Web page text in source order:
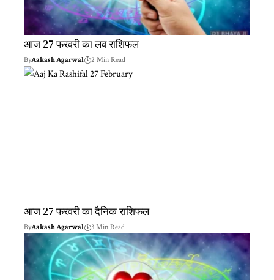
आज 27 फरवरी का लव राशिफल
ByAakash Agarwal 2 Min Read
आज 27 फरवरी का दैनिक राशिफल
ByAakash Agarwal 3 Min Read